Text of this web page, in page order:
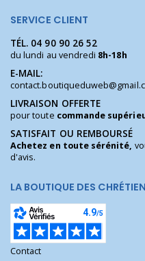
SERVICE CLIENT
TÉL. 04 90 90 26 52
du lundi au vendredi 8h-18h
E-MAIL:
LIVRAISON OFFERTE
pour toute commande
SATISFAIT OU REMBOURSÉ
Achetez en toute sérénité,
d'avis.
LA BOUTIQUE DES
Contact